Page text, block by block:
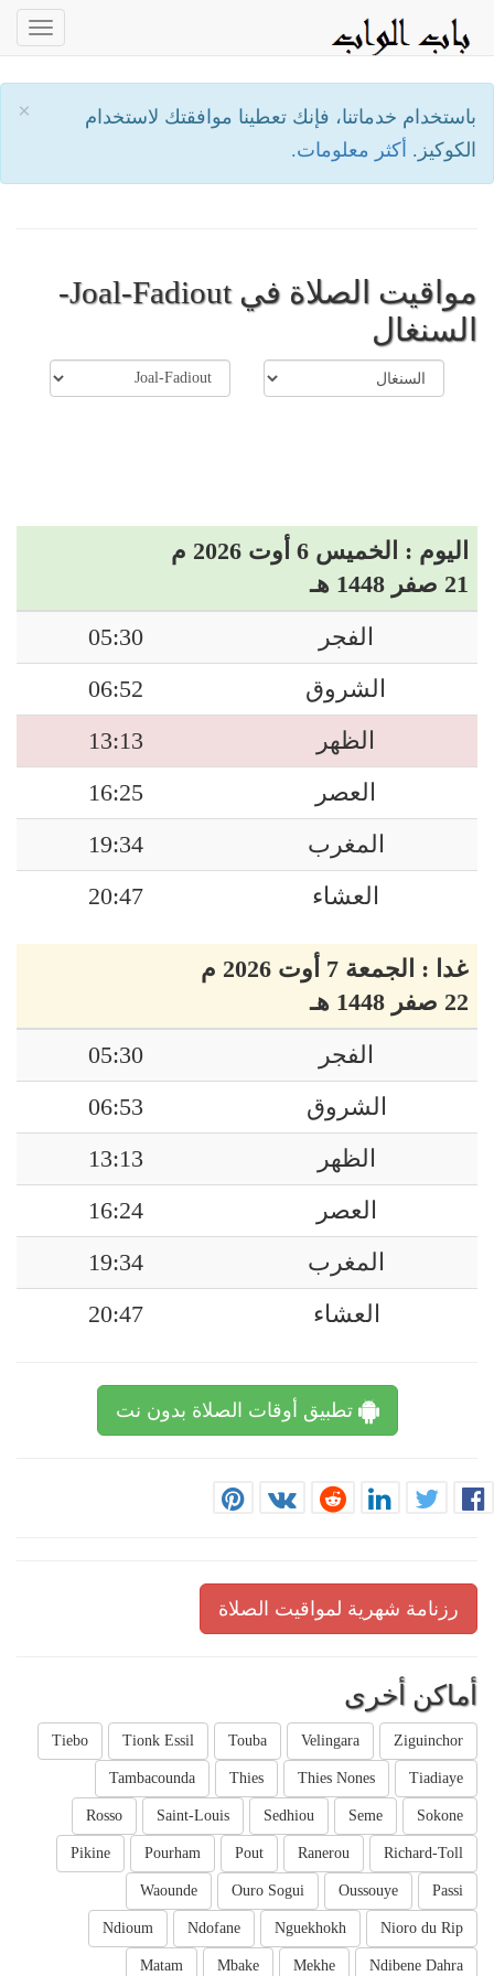
×
باستخدام خدماتنا، فإنك تعطينا موافقتك لاستخدام
الكوكيز. أكثر معلومات.
مواقيت الصلاة في Joal-Fadiout-
السنغال
اليوم : الخميس 6 أوت 2026 م
21 صفر 1448 هـ
الفجر
05:30
الشروق
06:52
الظهر
13:13
العصر
16:25
المغرب
19:34
العشاء
20:47
غدا : الجمعة 7 أوت 2026 م
22 صفر 1448 هـ
الفجر
05:30
الشروق
06:53
الظهر
13:13
العصر
16:24
المغرب
19:34
العشاء
20:47
تطبيق أوقات الصلاة بدون نت
رزنامة شهرية لمواقيت الصلاة
أماكن أخرى
Ziguinchor
Velingara
Touba
Tionk Essil
Tiebo
Tiadiaye
Thies Nones
Thies
Tambacounda
Sokone
Seme
Sedhiou
Saint-Louis
Rosso
Richard-Toll
Ranerou
Pout
Pourham
Pikine
Passi
Oussouye
Ouro Sogui
Waounde
Nioro du Rip
Nguekhokh
Ndofane
Ndioum
Ndibene Dahra
Mekhe
Mbake
Matam